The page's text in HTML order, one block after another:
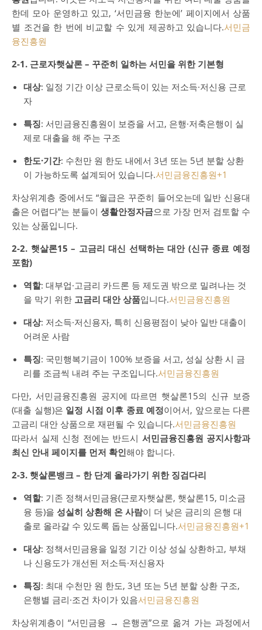
한데 모아 운영하고 있고, ‘서민금융 한눈에’ 페이지에서 상품
별 조건을 한 번에 비교할 수 있게 제공하고 있습니다.서민금
융진흥원
2-1. 근로자햇살론 – 꾸준히 일하는 서민을 위한 기본형
대상: 일정 기간 이상 근로소득이 있는 저소득·저신용 근로
자
특징: 서민금융진흥원이 보증을 서고, 은행·저축은행이 실
제로 대출을 해 주는 구조
한도·기간: 수천만 원 한도 내에서 3년 또는 5년 분할 상환
이 가능하도록 설계되어 있습니다.서민금융진흥원+1
차상위계층 중에서도 “월급은 꾸준히 들어오는데 일반 신용대
출은 어렵다”는 분들이 생활안정자금으로 가장 먼저 검토할 수
있는 상품입니다.
2-2. 햇살론15 – 고금리 대신 선택하는 대안 (신규 종료 예정
포함)
역할: 대부업·고금리 카드론 등 제도권 밖으로 밀려나는 것
을 막기 위한 고금리 대안 상품입니다.서민금융진흥원
대상: 저소득·저신용자, 특히 신용평점이 낮아 일반 대출이
어려운 사람
특징: 국민행복기금이 100% 보증을 서고, 성실 상환 시 금
리를 조금씩 내려 주는 구조입니다.서민금융진흥원
다만, 서민금융진흥원 공지에 따르면 햇살론15의 신규 보증
(대출 실행)은 일정 시점 이후 종료 예정이어서, 앞으로는 다른
고금리 대안 상품으로 재편될 수 있습니다.서민금융진흥원
따라서 실제 신청 전에는 반드시 서민금융진흥원 공지사항과
최신 안내 페이지를 먼저 확인해야 합니다.
2-3. 햇살론뱅크 – 한 단계 올라가기 위한 징검다리
역할: 기존 정책서민금융(근로자햇살론, 햇살론15, 미소금
융 등)을 성실히 상환해 온 사람이 더 낮은 금리의 은행 대
출로 올라갈 수 있도록 돕는 상품입니다.서민금융진흥원+1
대상: 정책서민금융을 일정 기간 이상 성실 상환하고, 부채
나 신용도가 개선된 저소득·저신용자
특징: 최대 수천만 원 한도, 3년 또는 5년 분할 상환 구조,
은행별 금리·조건 차이가 있음서민금융진흥원
차상위계층이 “서민금융 → 은행권”으로 옮겨 가는 과정에서